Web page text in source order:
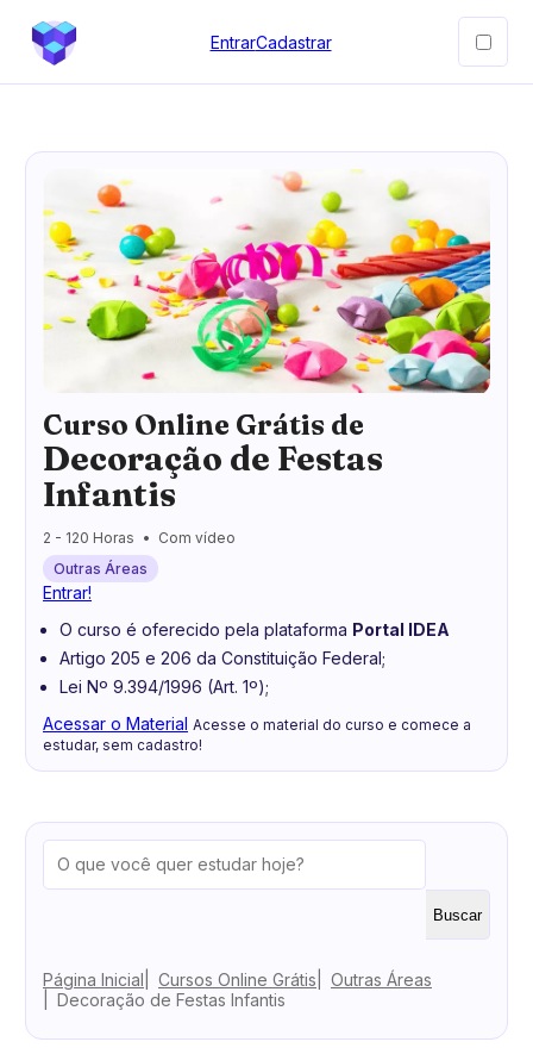
EntrarCadastrar
Curso Online Grátis de
Decoração de Festas
Infantis
2 - 120 Horas
Com vídeo
Outras Áreas
Entrar!
O curso é oferecido pela plataforma Portal IDEA
Artigo 205 e 206 da Constituição Federal;
Lei Nº 9.394/1996 (Art. 1º);
Acessar o Material Acesse o material do curso e comece a
estudar, sem cadastro!
Buscar
Página Inicial Cursos Online Grátis
Outras Áreas
Decoração de Festas Infantis